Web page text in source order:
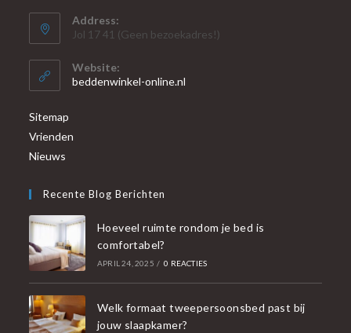
Address:
Jol 17 41 (Geen bezoekadres!)
Website:
beddenwinkel-online.nl
Sitemap
Vrienden
Nieuws
Recente Blog Berichten
Hoeveel ruimte rondom je bed is
comfortabel?
APRIL 24, 2025 / 0 REACTIES
Welk formaat tweepersoonsbed past bij
jouw slaapkamer?